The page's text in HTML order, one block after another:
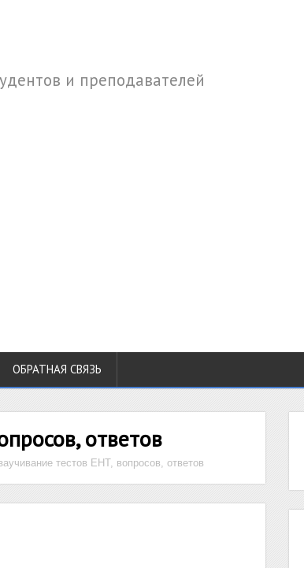
и преподавателей
ОБРАТНАЯ СВЯЗЬ
ответов
тестов ЕНТ, вопросов, ответов